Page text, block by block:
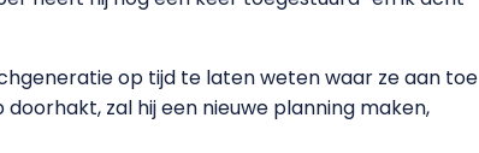
op tijd te laten weten waar ze aan toe
zal hij een nieuwe planning maken,